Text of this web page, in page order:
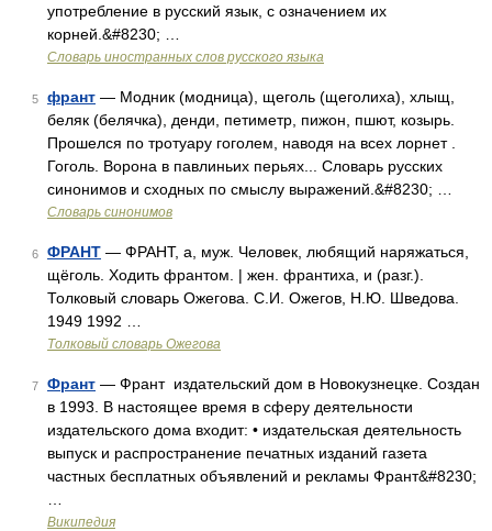
употребление в русский язык, с означением их
корней.&#8230; …
Словарь иностранных слов русского языка
5 франт — Модник (модница), щеголь (щеголиха), хлыщ,
беляк (белячка), денди, петиметр, пижон, пшют, козырь.
Прошелся по тротуару гоголем, наводя на всех лорнет .
Гоголь. Ворона в павлиньих перьях... Словарь русских
синонимов и сходных по смыслу выражений.&#8230; …
Словарь синонимов
6 ФРАНТ — ФРАНТ, а, муж. Человек, любящий наряжаться,
щёголь. Ходить франтом. | жен. франтиха, и (разг.).
Толковый словарь Ожегова. С.И. Ожегов, Н.Ю. Шведова.
1949 1992 …
Толковый словарь Ожегова
7 Франт — Франт издательский дом в Новокузнецке. Создан
в 1993. В настоящее время в сферу деятельности
издательского дома входит: • издательская деятельность
выпуск и распространение печатных изданий газета
частных бесплатных объявлений и рекламы Франт&#8230;
Википедия